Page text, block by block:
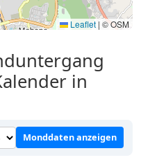
Leaflet | © OSM
in
Monddaten anzeigen